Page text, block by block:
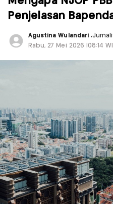
Penjelasan
Agustina Wulandari ,
Rabu, 27 Mei 2026 |08:14